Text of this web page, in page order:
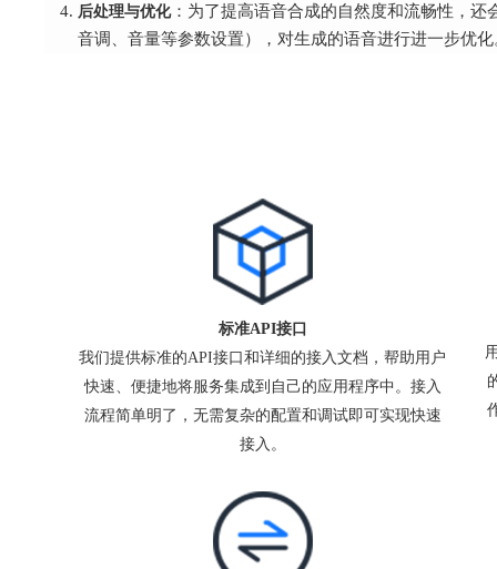
后处理与优化：为了提高语音合成的自然度和流畅性，
音调、音量等参数设置），对生成的语音进行进一步优化
标准API接口
我们提供标准的API接口和详细的接入文档，帮助用户
快速、便捷地将服务集成到自己的应用程序中。接入
流程简单明了，无需复杂的配置和调试即可实现快速
接入。